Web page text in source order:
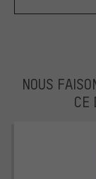
NOUS
CE